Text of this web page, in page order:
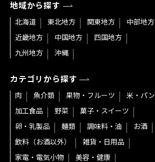
地域から探す
北海道 東北地方 関東地方
中部地方
近畿地方
中国地方
四国地方
九州地方
沖縄
カテゴリから探す
肉 魚介類 果物・フルーツ
米・パン
加工食品
野菜
菓子・スイーツ
卵・乳製品
麺類 調味料・油
お酒
飲料（お酒以外）
雑貨・日用品
家電・電気小物
美容・健康